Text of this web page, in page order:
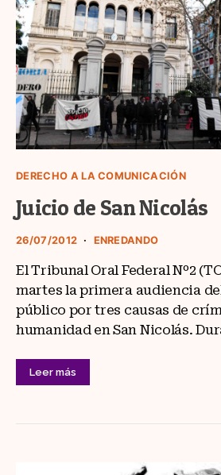
DERECHO A LA COMUNICACIÓN
Juicio de San Nicolás
26/07/2012 ENREDANDO
El Tribunal Oral Federal Nº2
martes la primera audiencia
público por tres causas de
humanidad en San Nicolás.
Leer más